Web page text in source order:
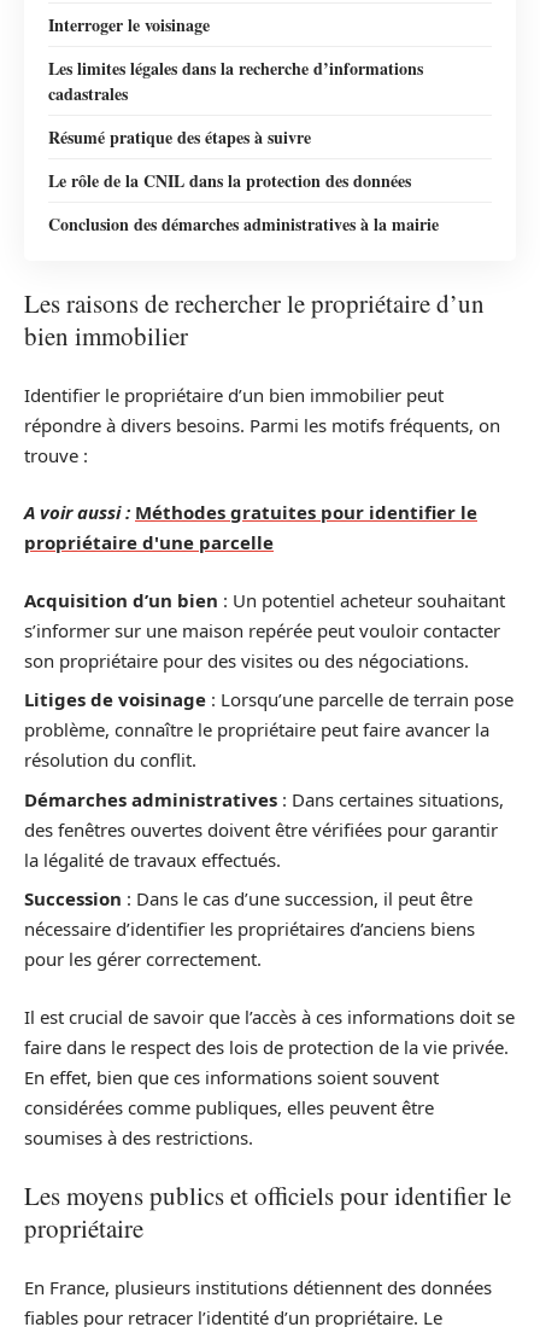
Interroger le voisinage
Les limites légales dans la recherche d’informations
cadastrales
Résumé pratique des étapes à suivre
Le rôle de la CNIL dans la protection des données
Conclusion des démarches administratives à la mairie
Les raisons de rechercher le propriétaire d’un
bien immobilier
Identifier le propriétaire d’un bien immobilier peut
répondre à divers besoins. Parmi les motifs fréquents, on
trouve :
A voir aussi : Méthodes gratuites pour identifier le
propriétaire d'une parcelle
Acquisition d’un bien : Un potentiel acheteur souhaitant
s’informer sur une maison repérée peut vouloir contacter
son propriétaire pour des visites ou des négociations.
Litiges de voisinage : Lorsqu’une parcelle de terrain pose
problème, connaître le propriétaire peut faire avancer la
résolution du conflit.
Démarches administratives : Dans certaines situations,
des fenêtres ouvertes doivent être vérifiées pour garantir
la légalité de travaux effectués.
Succession : Dans le cas d’une succession, il peut être
nécessaire d’identifier les propriétaires d’anciens biens
pour les gérer correctement.
Il est crucial de savoir que l’accès à ces informations doit se
faire dans le respect des lois de protection de la vie privée.
En effet, bien que ces informations soient souvent
considérées comme publiques, elles peuvent être
soumises à des restrictions.
Les moyens publics et officiels pour identifier le
propriétaire
En France, plusieurs institutions détiennent des données
fiables pour retracer l’identité d’un propriétaire. Le